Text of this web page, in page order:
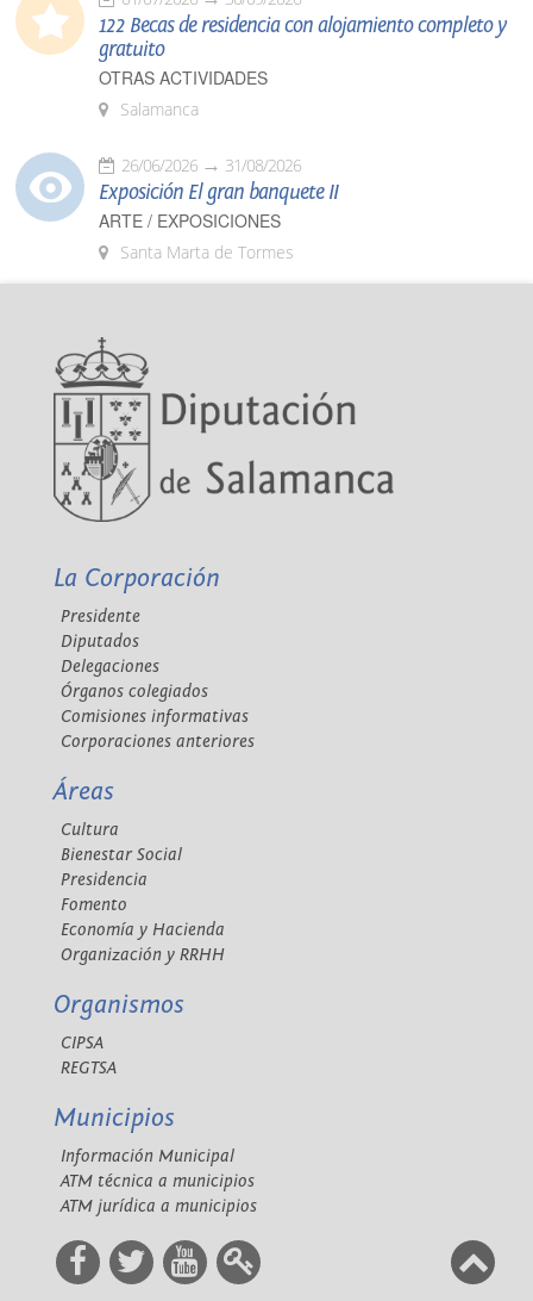
122 Becas de residencia con alojamiento completo y
gratuito
OTRAS ACTIVIDADES
Salamanca
26/06/2026 31/08/2026
Exposición El gran banquete II
ARTE / EXPOSICIONES
Santa Marta de Tormes
La Corporación
Presidente
Diputados
Delegaciones
Órganos colegiados
Comisiones informativas
Corporaciones anteriores
Áreas
Cultura
Bienestar Social
Presidencia
Fomento
Economía y Hacienda
Organización y RRHH
Organismos
CIPSA
REGTSA
Municipios
Información Municipal
ATM técnica a municipios
ATM jurídica a municipios